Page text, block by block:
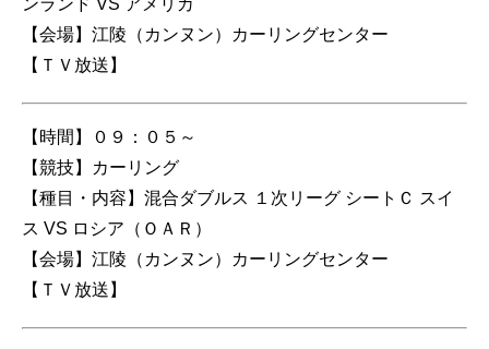
ンランド VS アメリカ
【会場】江陵（カンヌン）カーリングセンター
【ＴＶ放送】
【時間】０９：０５～
【競技】カーリング
【種目・内容】混合ダブルス １次リーグ シートＣ スイ
ス VS ロシア（ＯＡＲ）
【会場】江陵（カンヌン）カーリングセンター
【ＴＶ放送】